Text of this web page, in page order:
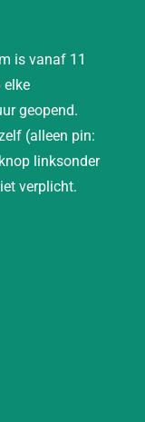
is vanaf 11
elke
geopend.
(alleen pin:
linksonder
verplicht.